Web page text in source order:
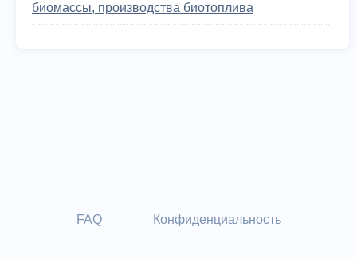
биомассы, производства биотоплива
FAQ Конфиденциальность